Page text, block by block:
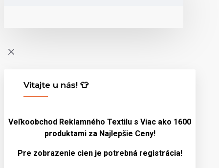
Vitajte u nás! 👕
Veľkoobchod Reklamného Textilu s Viac ako 1600
produktami za Najlepšie Ceny!
Pre zobrazenie cien je potrebná registrácia!